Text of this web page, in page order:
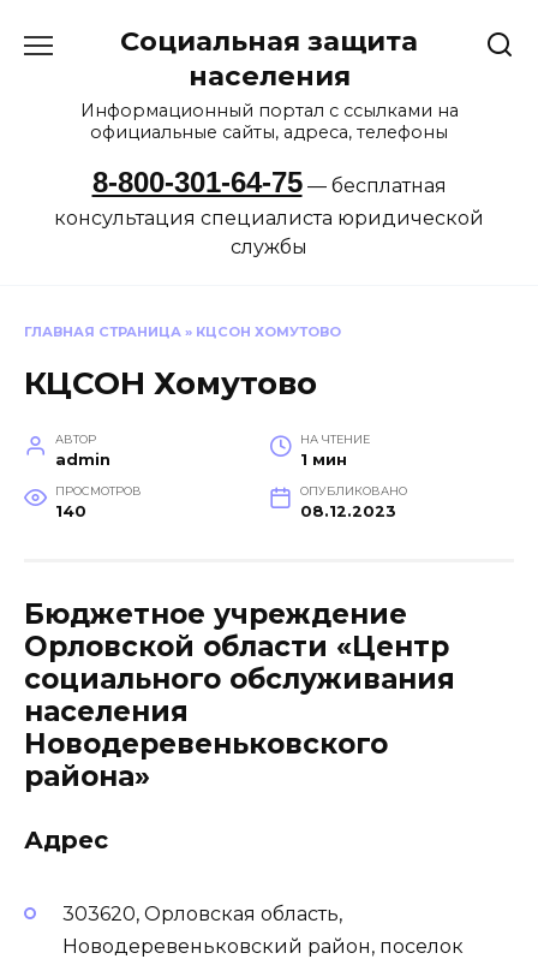
Социальная защита
населения
Информационный портал с ссылками на
официальные сайты, адреса, телефоны
8-800-301-64-75— бесплатная
консультация специалиста юридической
службы
ГЛАВНАЯ СТРАНИЦА » КЦСОН ХОМУТОВО
КЦСОН Хомутово
АВТОР
admin
НА ЧТЕНИЕ
1 мин
ПРОСМОТРОВ
140
ОПУБЛИКОВАНО
08.12.2023
Бюджетное учреждение
Орловской области «Центр
социального обслуживания
населения
Новодеревеньковского
района»
Адрес
303620, Орловская область,
Новодеревеньковский район, поселок